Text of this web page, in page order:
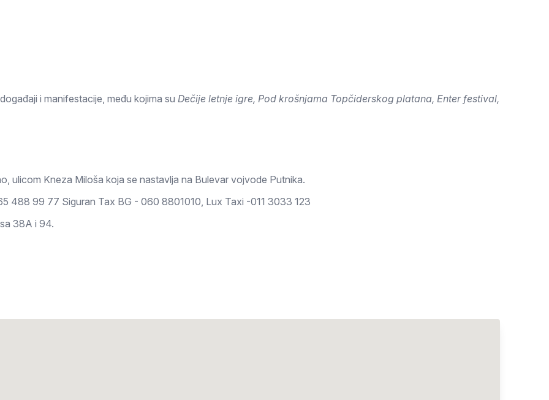
i manifestacije, među kojima su Dečije letnje igre, Pod krošnjama Topčiderskog platana, Enter festival,
ulicom Kneza Miloša koja se nastavlja na Bulevar vojvode Putnika.
488 99 77 Siguran Tax BG - 060 8801010, Lux Taxi -011 3033 123
38A i 94.